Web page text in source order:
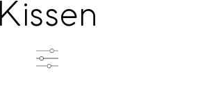
Kissen